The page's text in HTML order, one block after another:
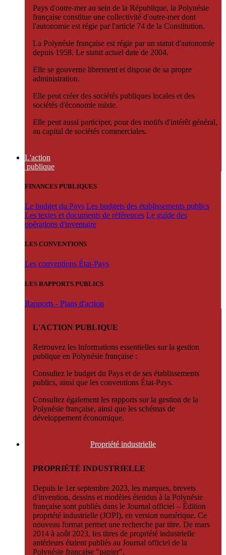
Pays d'outre-mer au sein de la République, la Polynésie
française constitue une collectivité d'outre-mer dont
l'autonomie est régie par l'article 74 de la Constitution.
La Polynésie française est régie par un statut d'autonomie
depuis 1958. Le statut actuel date de 2004.
Elle se gouverne librement et dispose de sa propre
administration.
Elle peut créer des sociétés publiques locales et des
sociétés d'économie mixte.
Elle peut aussi participer, pour des motifs d'intérêt général,
au capital de sociétés commerciales.
L'action
publique
FINANCES PUBLIQUES
Le budget du Pays Les budgets des établissements publics
Les textes et documents de références Le guide des
opérations d'inventaire
LES CONVENTIONS
Les conventions État-Pays
LES RAPPORTS PUBLICS
Rapports - Plans d'action
L'ACTION PUBLIQUE
Retrouvez les informations essentielles sur la gestion
publique en Polynésie française :
Consultez le budget du Pays et de ses établissements
publics, ainsi que les conventions État-Pays.
Consultez également les rapports sur la gestion de la
Polynésie française, ainsi que les schémas de
développement économique.
Propriété industrielle
PROPRIÉTÉ INDUSTRIELLE
Depuis le 1er septembre 2023, les marques, brevets
d'invention, dessins et modèles étendus à la Polynésie
française sont publiés dans le Journal officiel – Édition
propriété industrielle (JOPI), en version numérique. Ce
nouveau format permet une recherche par titre. De mars
2014 à août 2023, les titres de propriété industrielle
antérieurs étaient publiés au Journal officiel de la
Polynésie française "papier".